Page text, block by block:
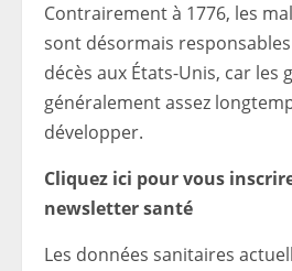
Contrairement à 1776, les
sont désormais
décès aux États-Unis, car les
généralement assez
développer.
Cliquez ici pour vous
newsletter santé
Les données sanitaires